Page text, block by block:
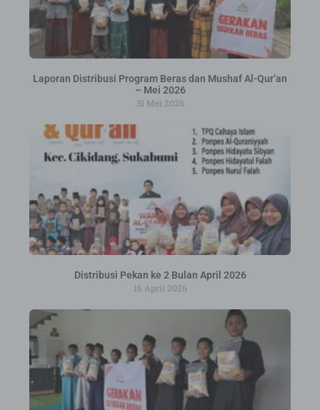
Laporan Distribusi Program Beras dan Mushaf Al-Qur’an
– Mei 2026
31 Mei 2026
Distribusi Pekan ke 2 Bulan April 2026
16 April 2026